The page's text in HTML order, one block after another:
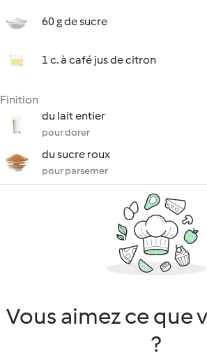
60 g de sucre
1 c. à café jus de citron
Finition
du lait entier
pour dorer
du sucre roux
pour parsemer
Vous aimez ce que
?